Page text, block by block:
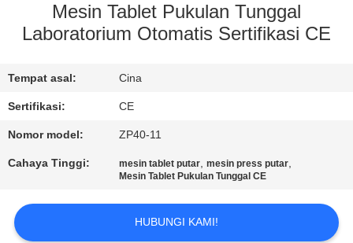
KONTROL
HUBUNGI
KAMI
KASUS
Mesin Tablet Pukulan Tunggal
Laboratorium Otomatis Sertifikasi CE
Tempat asal: Cina
Sertifikasi: CE
Nomor model: ZP40-11
Cahaya Tinggi: mesin tablet putar,mesin press putar,
Mesin Tablet Pukulan Tunggal CE
HUBUNGI KAMI!